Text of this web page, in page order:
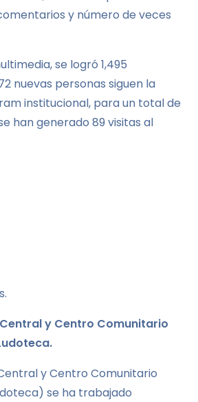
y número de veces
se logró 1,495
nuevas personas siguen la
institucional, para un total de
han generado 89 visitas al
y Centro Comunitario
y Centro Comunitario
se ha trabajado